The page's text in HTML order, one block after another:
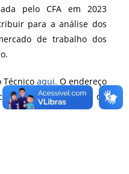
pelo CFA em 2023
para a análise dos
de trabalho dos
Técnico aqui. O endereço
ao resultado da